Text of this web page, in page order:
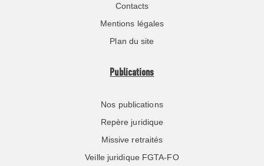
Contacts
Mentions légales
Plan du site
Publications
Nos publications
Repère juridique
Missive retraités
Veille juridique FGTA-FO